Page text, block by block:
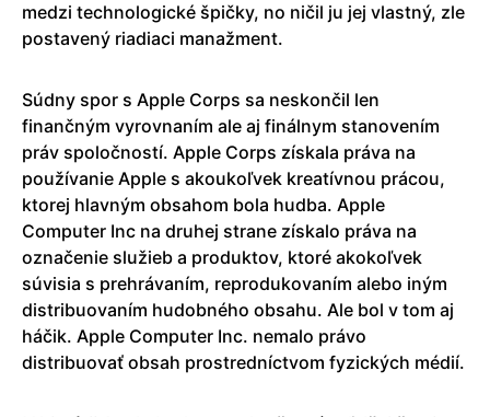
medzi technologické špičky, no ničil ju jej vlastný, zle
postavený riadiaci manažment.
Súdny spor s Apple Corps sa neskončil len
finančným vyrovnaním ale aj finálnym stanovením
práv spoločností. Apple Corps získala práva na
používanie Apple s akoukoľvek kreatívnou prácou,
ktorej hlavným obsahom bola hudba. Apple
Computer Inc na druhej strane získalo práva na
označenie služieb a produktov, ktoré akokoľvek
súvisia s prehrávaním, reprodukovaním alebo iným
distribuovaním hudobného obsahu. Ale bol v tom aj
háčik. Apple Computer Inc. nemalo právo
distribuovať obsah prostredníctvom fyzických médií.